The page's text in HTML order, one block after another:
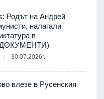
Родът на Андрей
налагали
в
(ДОКУМЕНТИ)
30.07.2026г.
влезе в Русенския